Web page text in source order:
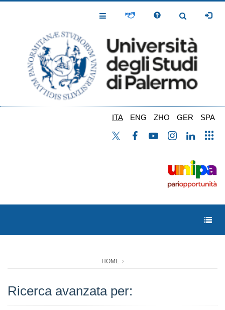
Toggle
Toggle
ITA ENG ZHO GER SPA
HOME
Ricerca avanzata per: